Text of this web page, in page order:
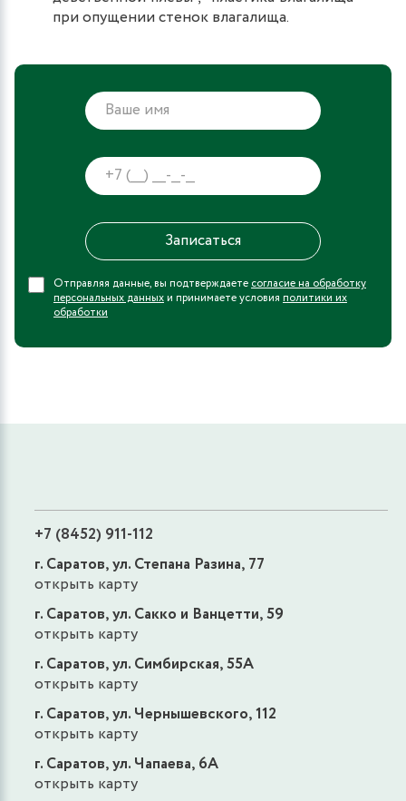
при опущении стенок влагалища.
Отправляя данные, вы подтверждаете согласие на обработку
персональных данныхи принимаете условия политики их
обработки
+7 (8452) 911-112
г. Саратов, ул. Степана Разина, 77
открыть карту
г. Саратов, ул. Сакко и Ванцетти, 59
открыть карту
г. Саратов, ул. Симбирская, 55А
открыть карту
г. Саратов, ул. Чернышевского, 112
открыть карту
г. Саратов, ул. Чапаева, 6А
открыть карту